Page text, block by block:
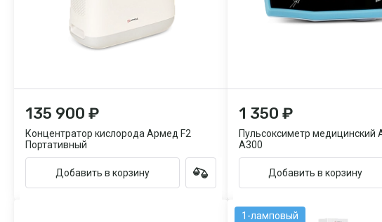
135 900 ₽
Концентратор кислорода Армед F2
Портативный
Добавить в корзину
1 350 ₽
Пульсоксиметр медицинский
A300
Добавить в корзину
1-ламповый